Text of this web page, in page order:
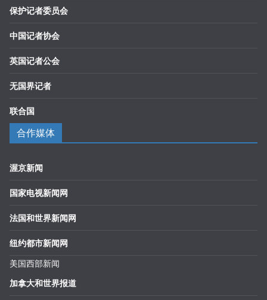
保护记者委员会
中国记者协会
英国记者公会
无国界记者
联合国
合作媒体
渥京新闻
国家电视新闻网
法国和世界新闻网
纽约都市新闻网
美国西部新闻
加拿大和世界报道